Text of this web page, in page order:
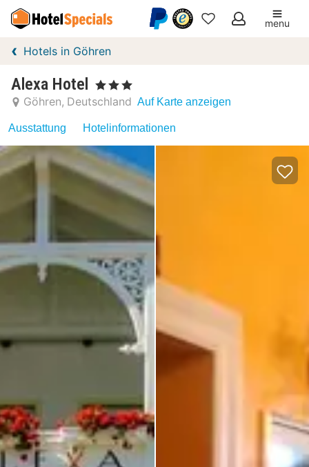
Meine
menu
Hotels in Göhren
Alexa Hotel , 3 Sterne
Göhren Deutschland Auf Karte anzeigen
Ausstattung Hotelinformationen